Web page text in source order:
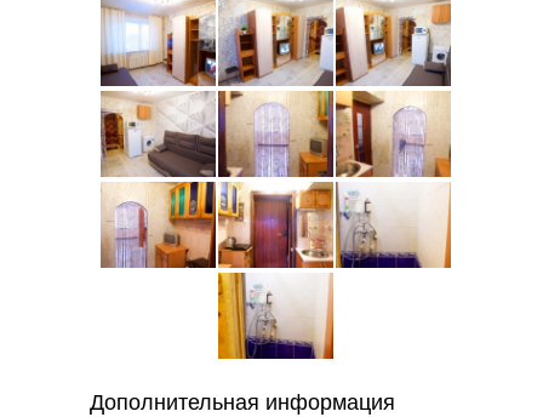
Дополнительная информация